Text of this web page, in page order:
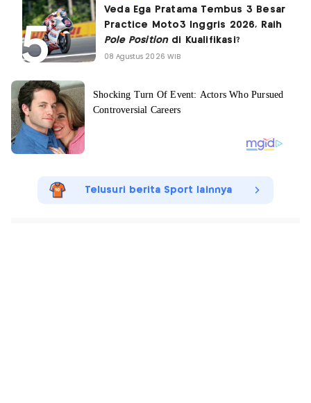
Veda Ega Pratama Tembus 3 Besar
Practice Moto3 Inggris 2026, Raih
Pole Positiondi Kualifikasi?
08 Agustus 2026 WIB
Telusuri berita Sport lainnya